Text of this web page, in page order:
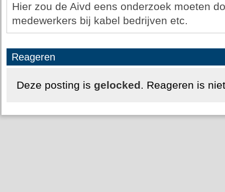
Hier zou de Aivd eens onderzoek moeten
medewerkers bij kabel bedrijven etc.
Reageren
Deze posting is gelocked. Reageren is